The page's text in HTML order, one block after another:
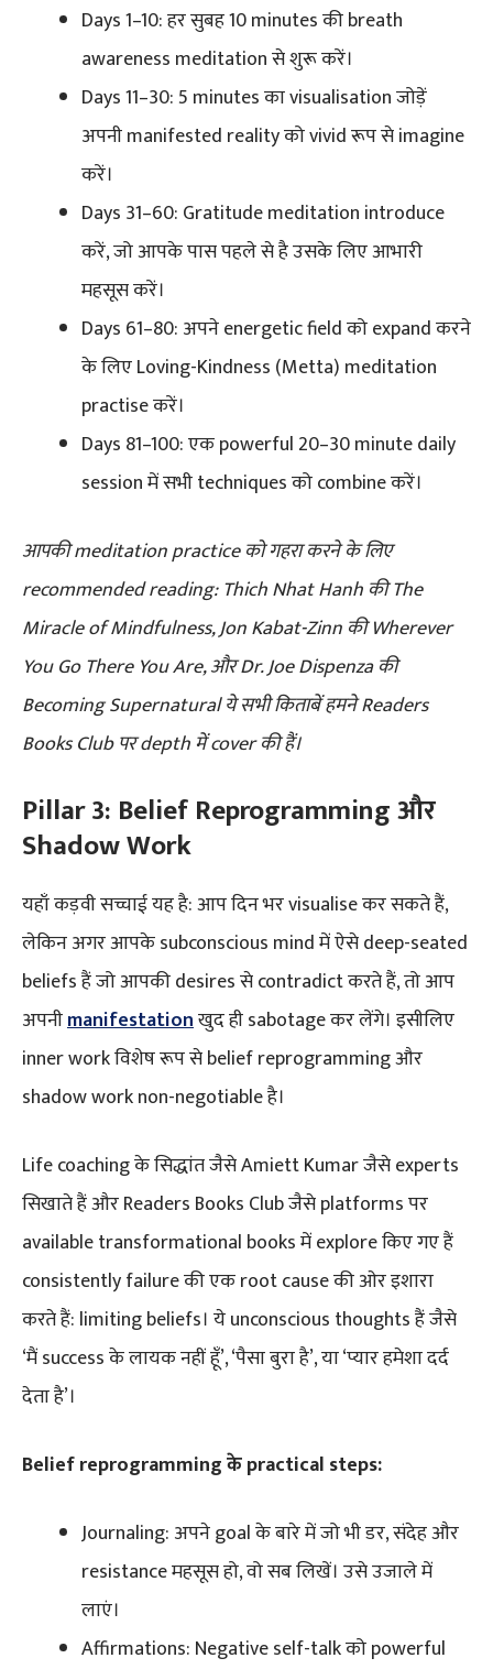
Days 1–10: हर सुबह 10 minutes की breath
awareness meditation से शुरू करें।
Days 11–30: 5 minutes का visualisation जोड़ें
अपनी manifested reality को vivid रूप से imagine
करें।
Days 31–60: Gratitude meditation introduce
करें, जो आपके पास पहले से है उसके लिए आभारी
महसूस करें।
Days 61–80: अपने energetic field को expand करने
के लिए Loving-Kindness (Metta) meditation
practise करें।
Days 81–100: एक powerful 20–30 minute daily
session में सभी techniques को combine करें।
आपकी meditation practice को गहरा करने के लिए
recommended reading: Thich Nhat Hanh की The
Miracle of Mindfulness, Jon Kabat-Zinn की Wherever
You Go There You Are, और Dr. Joe Dispenza की
Becoming Supernatural ये सभी किताबें हमने Readers
Books Club पर depth में cover की हैं।
Pillar 3: Belief Reprogramming और
Shadow Work
यहाँ कड़वी सच्चाई यह है: आप दिन भर visualise कर सकते हैं,
लेकिन अगर आपके subconscious mind में ऐसे deep-seated
beliefs हैं जो आपकी desires से contradict करते हैं, तो आप
अपनीmanifestationखुद ही sabotage कर लेंगे। इसीलिए
inner work विशेष रूप से belief reprogramming और
shadow work non-negotiable है।
Life coaching के सिद्धांत जैसे Amiett Kumar जैसे experts
सिखाते हैं और Readers Books Club जैसे platforms पर
available transformational books में explore किए गए हैं
consistently failure की एक root cause की ओर इशारा
करते हैं: limiting beliefs। ये unconscious thoughts हैं जैसे
‘मैं success के लायक नहीं हूँ’, ‘पैसा बुरा है’, या ‘प्यार हमेशा दर्द
देता है’।
Belief reprogramming के practical steps:
Journaling: अपने goal के बारे में जो भी डर, संदेह और
resistance महसूस हो, वो सब लिखें। उसे उजाले में
लाएं।
Affirmations: Negative self-talk को powerful